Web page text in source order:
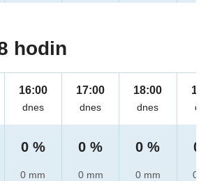
hodin
16:00
dnes
0 %
0 mm
17:00
dnes
0 %
0 mm
18:00
dnes
0 %
0 mm
19:00
dnes
0 %
0 mm